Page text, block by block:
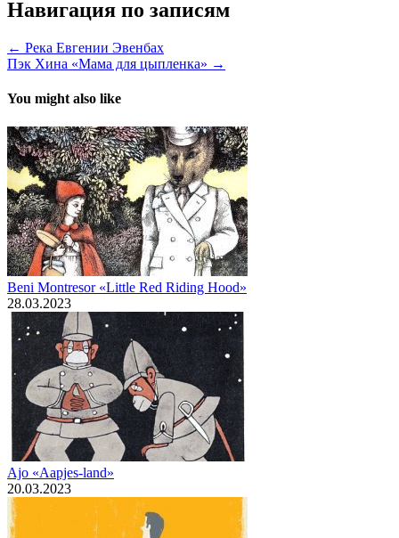
Навигация по записям
← Река Евгении Эвенбах
Пэк Хина «Мама для цыпленка» →
You might also like
Beni Montresor «Little Red Riding Hood»
28.03.2023
Ajo «Aapjes-land»
20.03.2023